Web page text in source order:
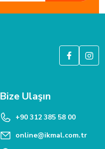
Bize Ulaşın
+90 312 385 58 00
online@ikmal.com.tr